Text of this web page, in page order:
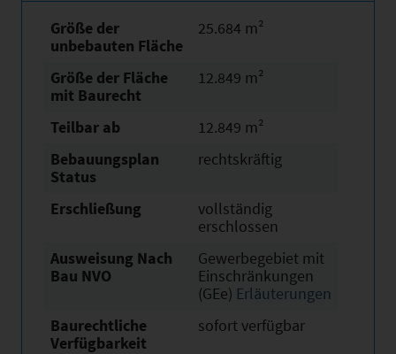
Größe der
unbebauten Fläche
25.684 m²
Größe der Fläche
mit Baurecht
12.849 m²
Teilbar ab
12.849 m²
Bebauungsplan
Status
rechtskräftig
Erschließung
vollständig
erschlossen
Ausweisung Nach
Bau NVO
Gewerbegebiet mit
Einschränkungen
(GEe) Erläuterungen
Baurechtliche
Verfügbarkeit
sofort verfügbar